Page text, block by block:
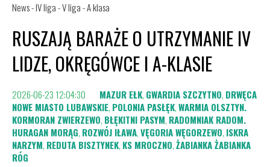
News - IV liga - V liga - A klasa
RUSZAJĄ BARAŻE O UTRZYMANIE IV
LIDZE, OKRĘGÓWCE I A-KLASIE
2026-06-23 12:04:30 MAZUR EŁK, GWARDIA SZCZYTNO, DRWĘCA
NOWE MIASTO LUBAWSKIE, POLONIA PASŁĘK,WARMIA OLSZTYN.
KORMORAN ZWIERZEWO, BŁĘKITNI PASYM, RADOMNIAK RADOM.
HURAGAN MORĄG, ROZWÓJ IŁAWA,VĘGORIA WĘGORZEWO, ISKRA
NARZYM, REDUTA BISZTYNEK, KS MROCZNO,ŻABIANKA ŻABIANKA
RÓG